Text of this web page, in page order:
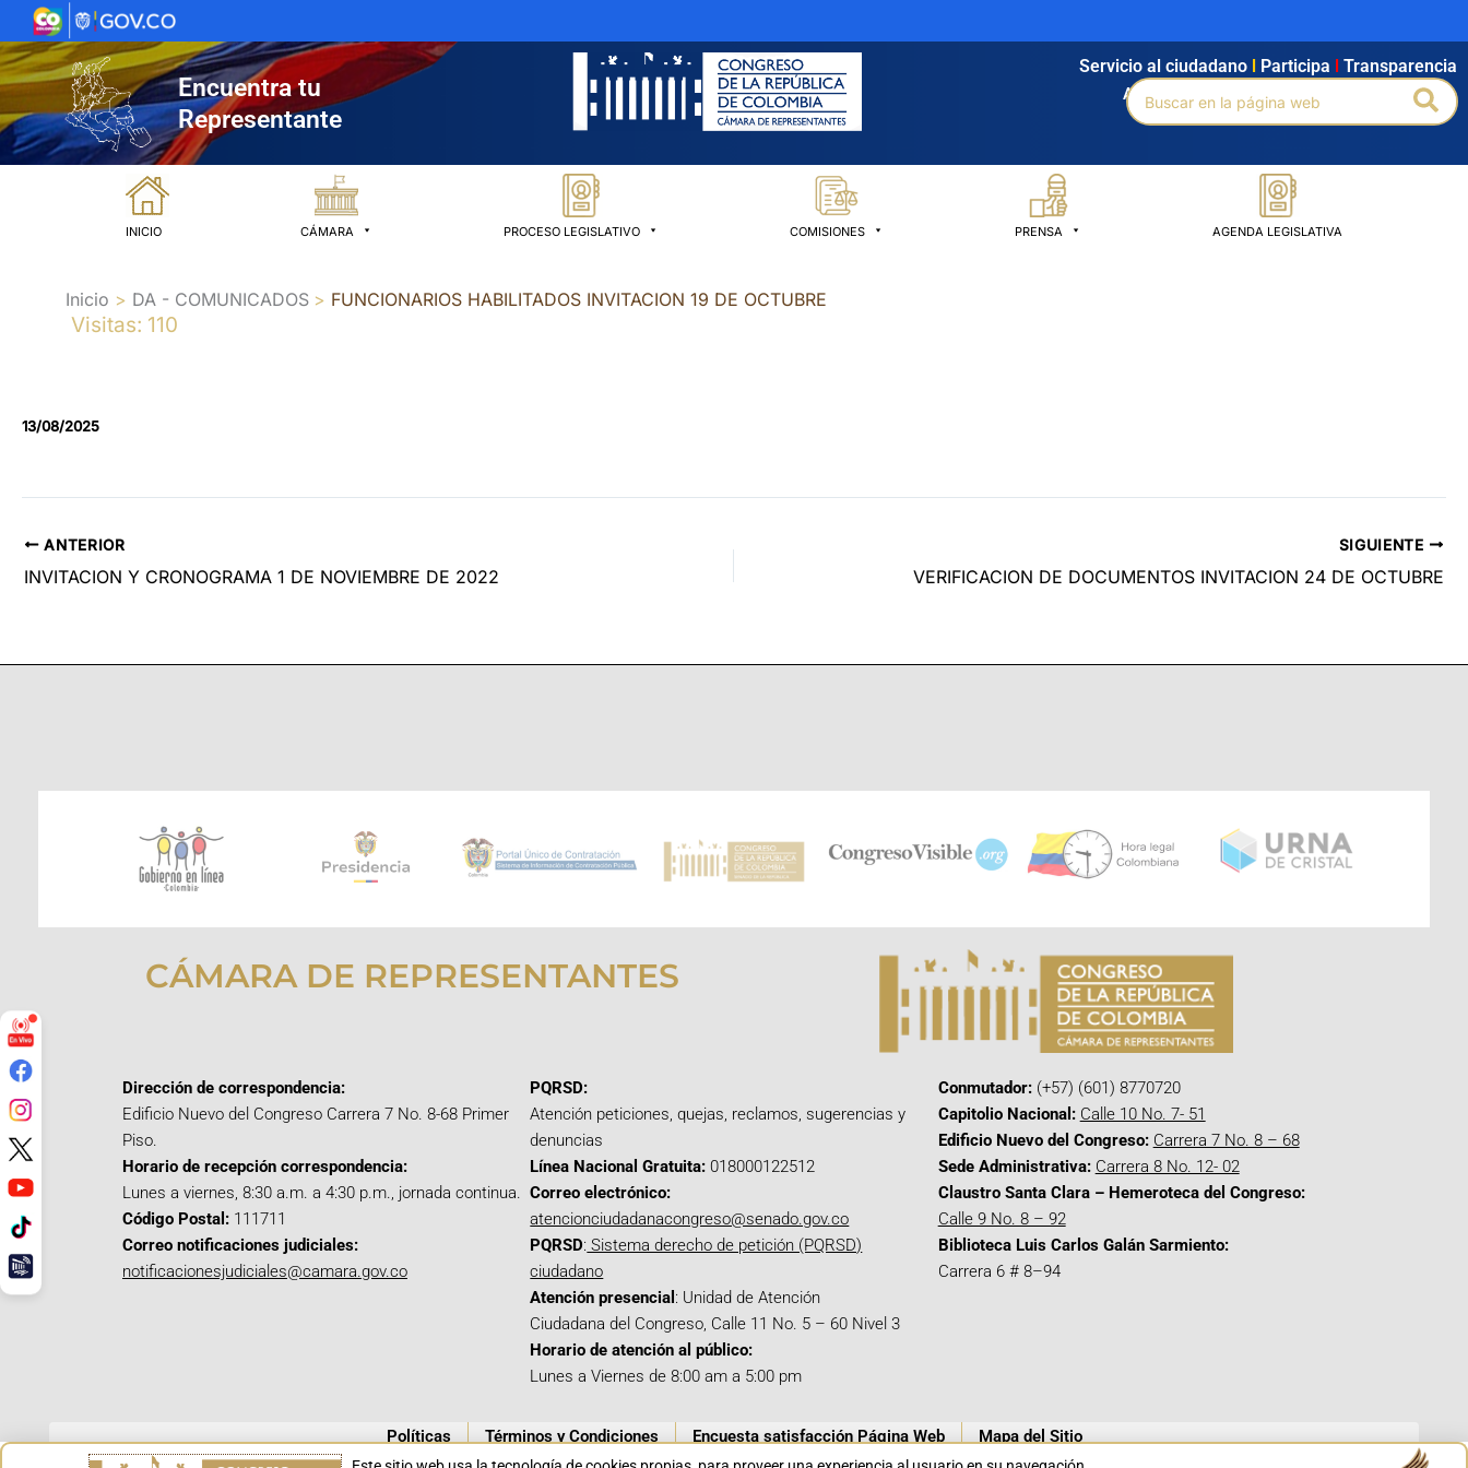
al
contenido
Encuentra tu
Representante
Agendamiento Intranet Búsqueda avanzada
Servicio al ciudadano Participa Transparencia
Buscar
por:
INICIO CÁMARA PROCESO LEGISLATIVO COMISIONES PRENSA AGENDA LEGISLATIVA
Inicio DA - COMUNICADOS FUNCIONARIOS HABILITADOS INVITACION 19 DE OCTUBRE
Visitas: 110
13/08/2025
ANTERIOR
INVITACION Y CRONOGRAMA 1 DE NOVIEMBRE DE 2022
SIGUIENTE
VERIFICACION DE DOCUMENTOS INVITACION 24 DE OCTUBRE
CÁMARA DE REPRESENTANTES
Dirección de correspondencia:
Edificio Nuevo del Congreso Carrera 7 No. 8-68 Primer
Piso.
Horario de recepción correspondencia:
Lunes a viernes, 8:30 a.m. a 4:30 p.m., jornada continua.
Código Postal: 111711
Correo notificaciones judiciales:
notificacionesjudiciales@camara.gov.co
PQRSD:
Atención peticiones, quejas, reclamos, sugerencias y
denuncias
Línea Nacional Gratuita: 018000122512
Correo electrónico:
atencionciudadanacongreso@senado.gov.co
PQRSD: Sistema derecho de petición (PQRSD)
ciudadano
Atención presencial : Unidad de Atención
Ciudadana del Congreso, Calle 11 No. 5 – 60 Nivel 3
Horario de atención al público:
Lunes a Viernes de 8:00 am a 5:00 pm
Conmutador:(+57) (601) 8770720
Capitolio Nacional: Calle 10 No. 7- 51
Edificio Nuevo del Congreso: Carrera 7 No. 8 – 68
Sede Administrativa: Carrera 8 No. 12- 02
Claustro Santa Clara – Hemeroteca del Congreso:
Calle 9 No. 8 – 92
Biblioteca Luis Carlos Galán Sarmiento:
Carrera 6 # 8–94
Políticas Términos y Condiciones Encuesta satisfacción Página Web Mapa del Sitio